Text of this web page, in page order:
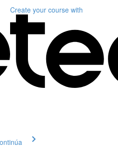
Create your course with